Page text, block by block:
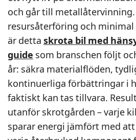
och går till
resursåterföring och
är detta skrota bil med
guide som branschen följt
år: säkra materialflöden,
kontinuerliga förbättringar i
faktiskt kan tas tillvara.
utanför skrotgården – varje
sparar energi jämfört med